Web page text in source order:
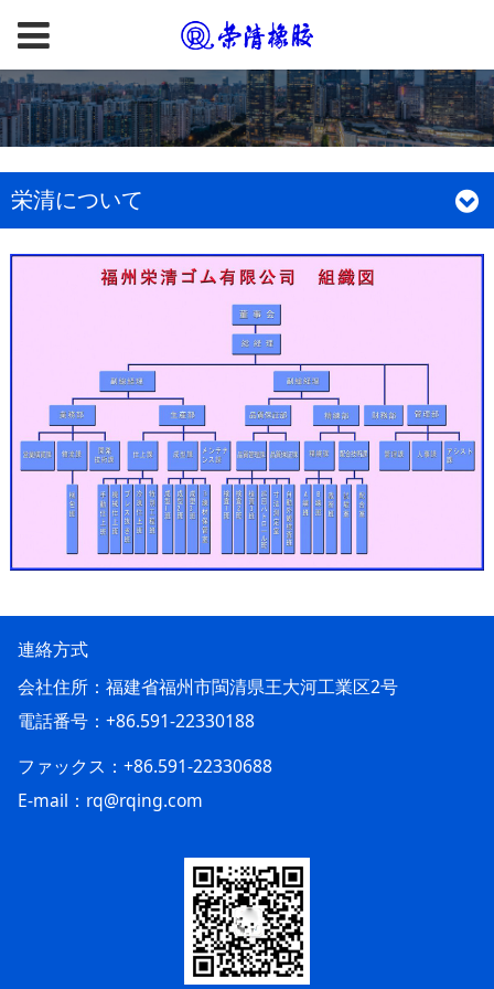
栄清について
連絡方式
会社住所：福建省福州市閩清県王大河工業区2号
電話番号：+86.591-22330188
ファックス：+86.591-22330688
E-mail：rq@rqing.com